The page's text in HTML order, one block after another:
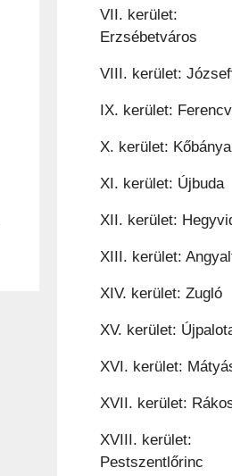
VII. kerület:
Erzsébetváros
VIII. kerület:
IX. kerület:
X. kerület: Kőbánya
XI. kerület: Újbuda
XII. kerület:
XIII. kerület:
XIV. kerület: Zugló
XV. kerület:
XVI. kerület:
XVII. kerület:
XVIII. kerület:
Pestszentlőrinc